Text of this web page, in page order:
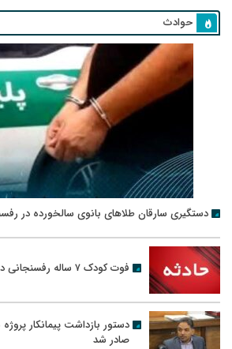
حوادث
دستگیری سارقان طلاهای بانوی سالخورده در
فوت کودک ۷ ساله رفسنجانی در سانحه رانندگی
دستور بازداشت پیمانکار
صادر شد